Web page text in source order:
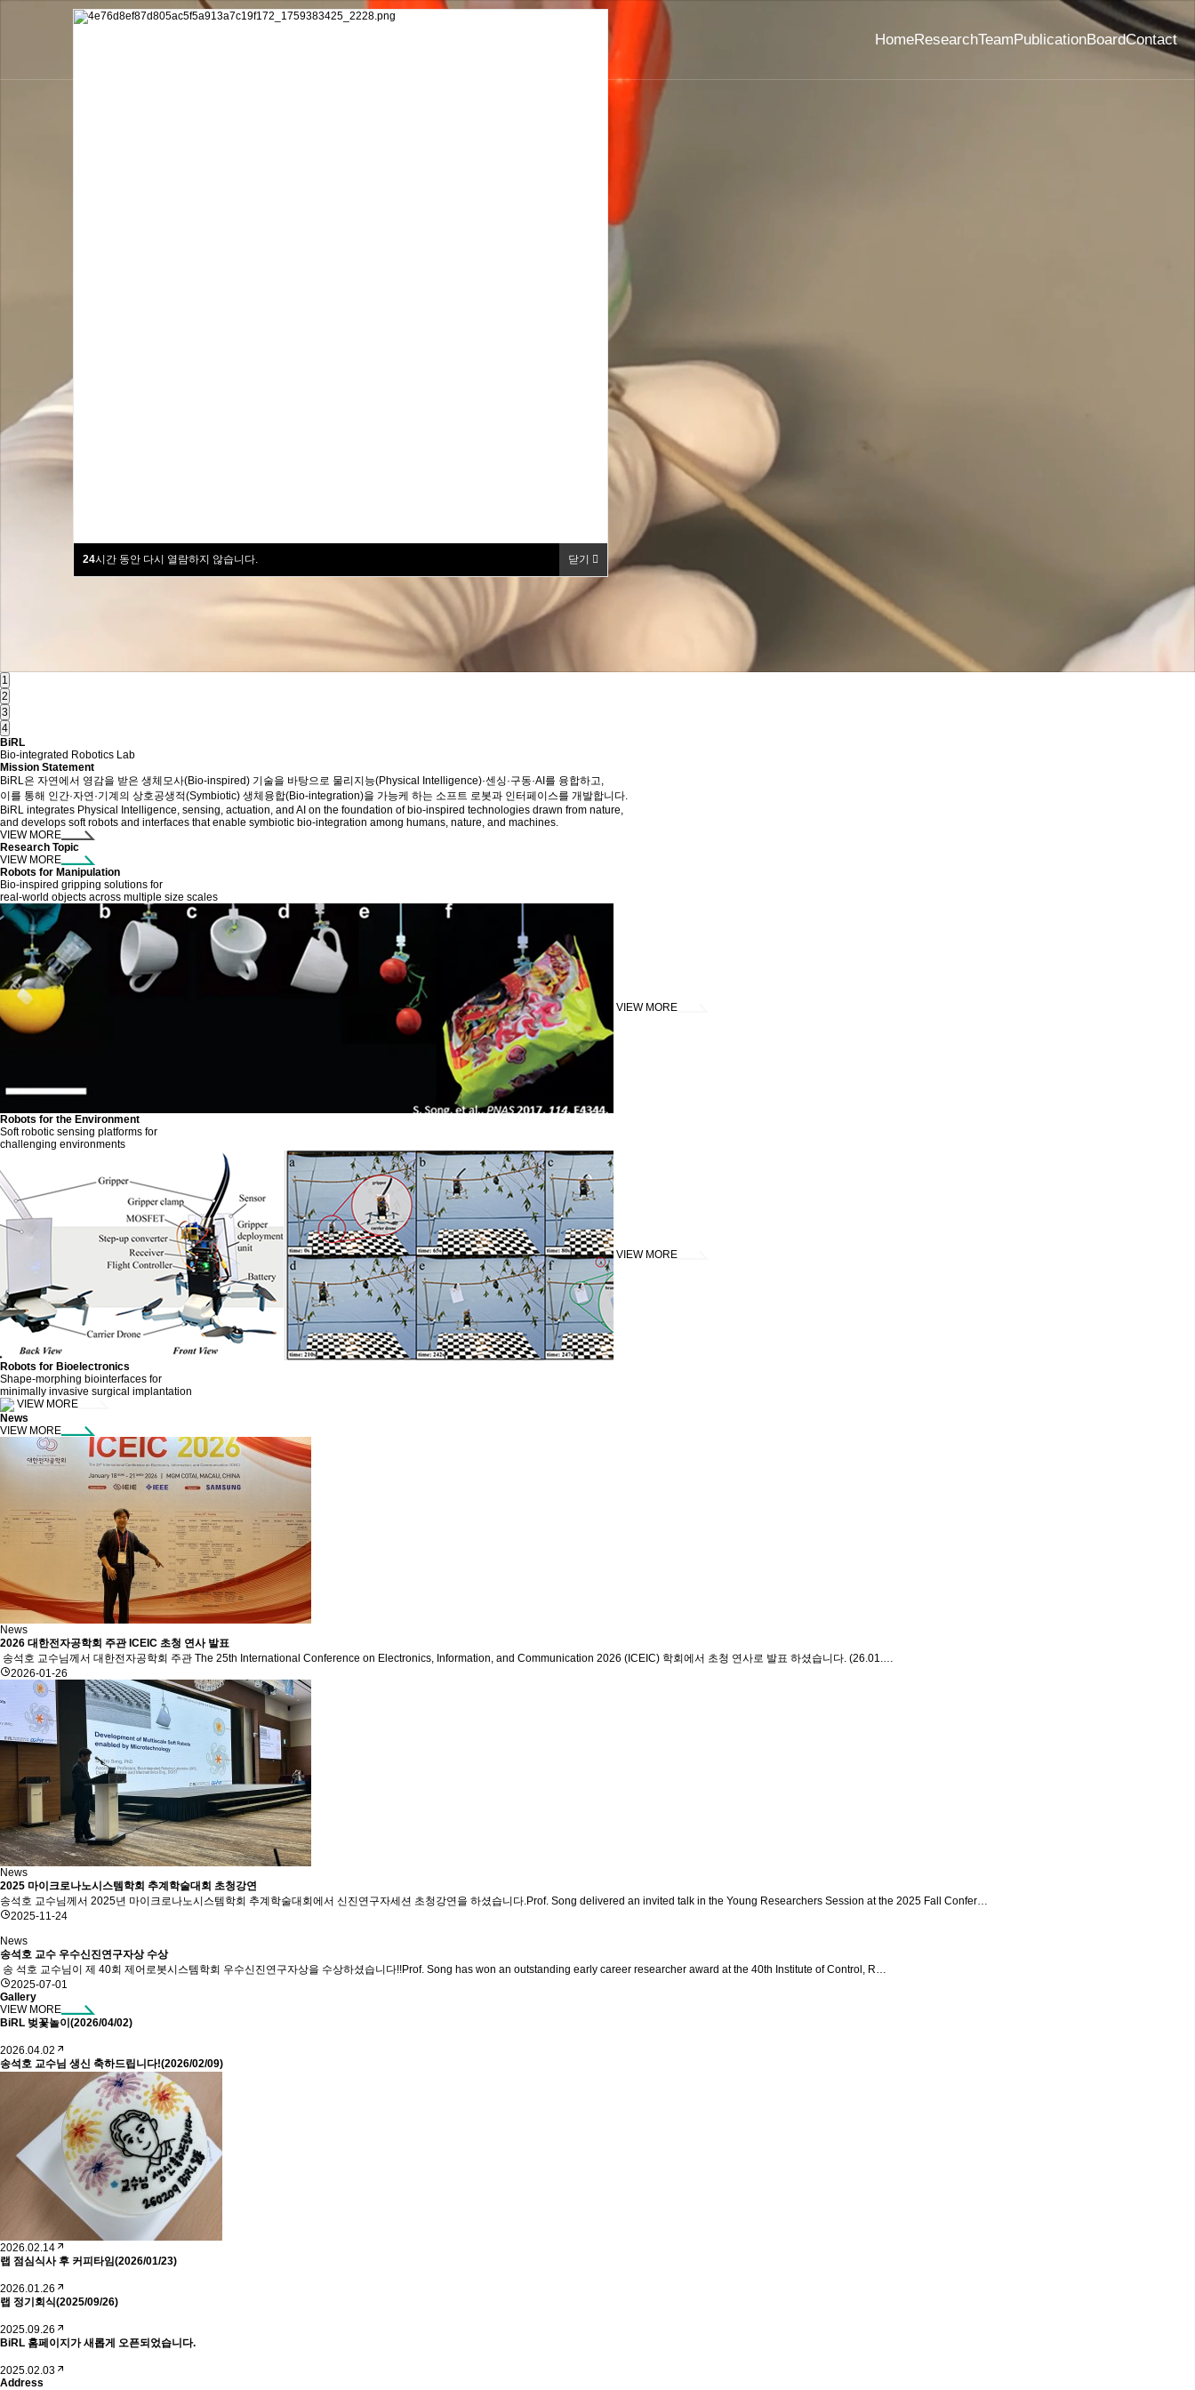
24시간 동안 다시 열람하지 않습니다. 닫기
HomeResearchTeamPublicationBoardContact
1
2
3
4
BiRL
Bio-integrated Robotics Lab
Mission Statement
BiRL은 자연에서 영감을 받은 생체모사(Bio-inspired) 기술을 바탕으로 물리지능(Physical Intelligence)·센싱·구동·AI를 융합하고,
이를 통해 인간·자연·기계의 상호공생적(Symbiotic) 생체융합(Bio-integration)을 가능케 하는 소프트 로봇과 인터페이스를 개발합니다.
BiRL integrates Physical Intelligence, sensing, actuation, and AI on the foundation of bio-inspired technologies drawn from nature,
and develops soft robots and interfaces that enable symbiotic bio-integration among humans, nature, and machines.
VIEW MORE
Research Topic
VIEW MORE
Robots for Manipulation
Bio-inspired gripping solutions for
real-world objects across multiple size scales
VIEW MORE
Robots for the Environment
Soft robotic sensing platforms for
challenging environments
VIEW MORE
Robots for Bioelectronics
Shape-morphing biointerfaces for
minimally invasive surgical implantation
VIEW MORE
News
VIEW MORE
News
2026 대한전자공학회 주관 ICEIC 초청 연사 발표
송석호 교수님께서 대한전자공학회 주관 The 25th International Conference on Electronics, Information, and Communication 2026 (ICEIC) 학회에서 초청 연사로 발표 하셨습니다. (26.01.…
2026-01-26
News
2025 마이크로나노시스템학회 추계학술대회 초청강연
송석호 교수님께서 2025년 마이크로나노시스템학회 추계학술대회에서 신진연구자세션 초청강연을 하셨습니다.Prof. Song delivered an invited talk in the Young Researchers Session at the 2025 Fall Confer…
2025-11-24
News
송석호 교수 우수신진연구자상 수상
송 석호 교수님이 제 40회 제어로봇시스템학회 우수신진연구자상을 수상하셨습니다!!Prof. Song has won an outstanding early career researcher award at the 40th Institute of Control, R…
2025-07-01
Gallery
VIEW MORE
BiRL 벚꽃놀이(2026/04/02)
2026.04.02
송석호 교수님 생신 축하드립니다!(2026/02/09)
2026.02.14
랩 점심식사 후 커피타임(2026/01/23)
2026.01.26
랩 정기회식(2025/09/26)
2025.09.26
BiRL 홈페이지가 새롭게 오픈되었습니다.
2025.02.03
Address